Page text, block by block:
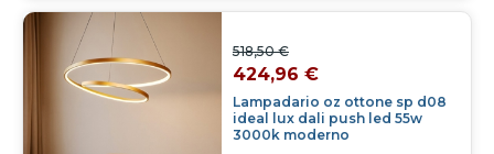
Lampadario oz ottone sp d08
ideal lux dali push led 55w
3000k moderno
518,50 €
424,96 €